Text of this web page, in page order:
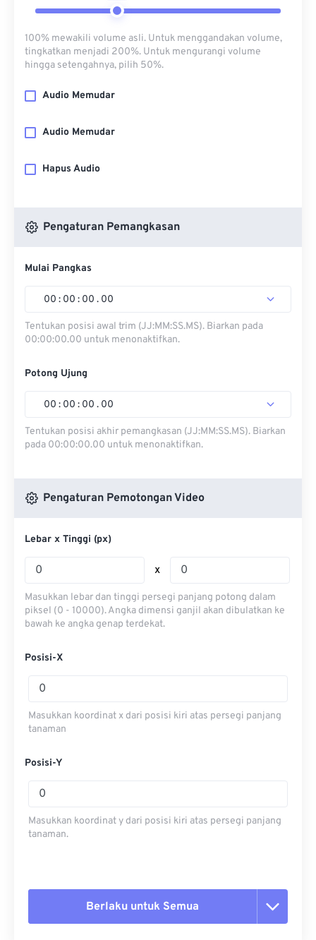
100% mewakili volume asli. Untuk menggandakan volume,
tingkatkan menjadi 200%. Untuk mengurangi volume
hingga setengahnya, pilih 50%.
Audio Memudar
Audio Memudar
Hapus Audio
Pengaturan Pemangkasan
Mulai Pangkas
00 : 00 : 00 . 00
Tentukan posisi awal trim (JJ:MM:SS.MS). Biarkan pada
00:00:00.00 untuk menonaktifkan.
Potong Ujung
00 : 00 : 00 . 00
Tentukan posisi akhir pemangkasan (JJ:MM:SS.MS). Biarkan
pada 00:00:00.00 untuk menonaktifkan.
Pengaturan Pemotongan Video
Lebar x Tinggi (px)
x
Masukkan lebar dan tinggi persegi panjang potong dalam
piksel (0 - 10000). Angka dimensi ganjil akan dibulatkan ke
bawah ke angka genap terdekat.
Posisi-X
Masukkan koordinat x dari posisi kiri atas persegi panjang
tanaman
Posisi-Y
Masukkan koordinat y dari posisi kiri atas persegi panjang
tanaman.
Berlaku untuk Semua